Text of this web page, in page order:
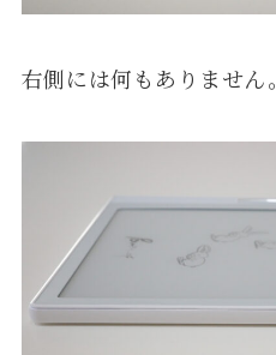
右側には何もありません。